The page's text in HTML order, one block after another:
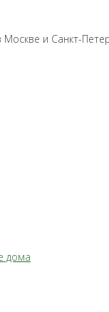
и Санкт-
дома